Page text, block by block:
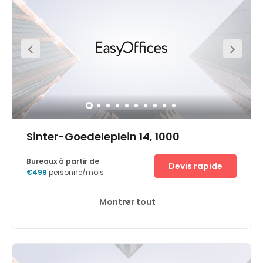
Bozar, Royal Library, the Royal Palaces) and is just next to
the government district Right in front of the Brussels
Central Station (30 secs walk). Clients will find it close by
the Museum of Beaux-Arts and the Galerie Ravenstein.
Also, restaurants, fitness, bike store, supermarkets, hotels,
pharmacy. Public parking nearby like BePark – Parking
Gare Centrale, interparking Square Albertine and
interparking Grand Place.
Sinter-Goedeleplein 14, 1000
Expand your business at City Centre’s prestigious office
building in thriving Brussels. Boasting a robust economy,
infrastructure is very favourable for starting up a new
business. Pick your preferred way to commute with Gare
Bureaux à partir de
€499 personne/mois
Devis rapide
Montrer tout